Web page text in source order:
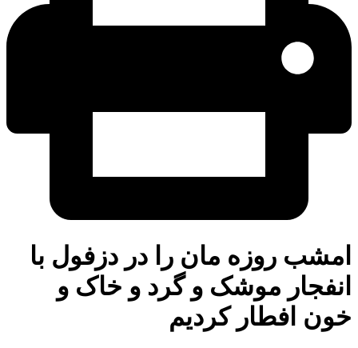
روزه مان را در دزفول با
موشک و گرد و خاک و
افطار کردیم